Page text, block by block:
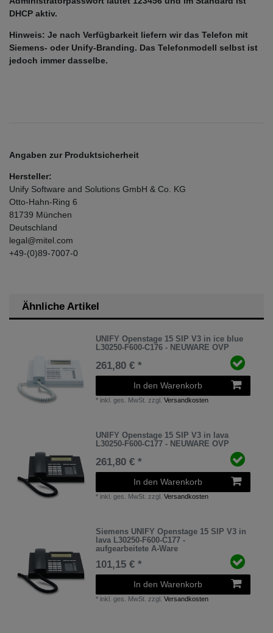
DHCP aktiv.
Hinweis: Je nach Verfügbarkeit liefern wir das Telefon mit
Siemens- oder Unify-Branding. Das Telefonmodell selbst ist
jedoch immer dasselbe.
Angaben zur Produktsicherheit
Hersteller:
Unify Software and Solutions GmbH & Co. KG
Otto-Hahn-Ring 6
81739 München
Deutschland
legal@mitel.com
+49-(0)89-7007-0
Ähnliche Artikel
UNIFY Openstage 15 SIP V3 in ice blue
L30250-F600-C176 - NEUWARE OVP
261,80 € *
In den Warenkorb
* inkl. ges. MwSt. zzgl.Versandkosten
UNIFY Openstage 15 SIP V3 in lava
L30250-F600-C177 - NEUWARE OVP
261,80 € *
In den Warenkorb
* inkl. ges. MwSt. zzgl.Versandkosten
Siemens UNIFY Openstage 15 SIP V3 in
lava L30250-F600-C177 -
aufgearbeitete A-Ware
101,15 € *
In den Warenkorb
* inkl. ges. MwSt. zzgl.Versandkosten